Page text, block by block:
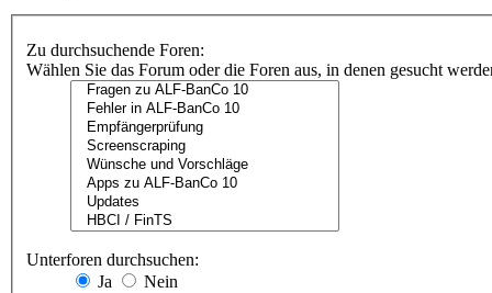
Zu durchsuchende Foren:
Wählen Sie das Forum oder die Foren aus, in denen gesucht
Unterforen durchsuchen:
Ja
Nein